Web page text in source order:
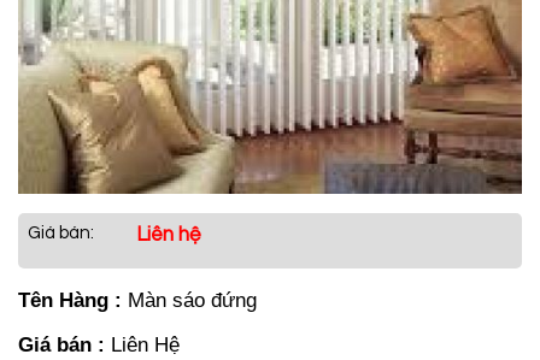
Giá bán: Liên hệ
Tên Hàng : Màn sáo đứng
Giá bán : Liên Hệ